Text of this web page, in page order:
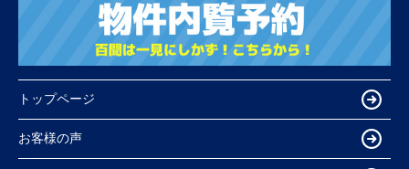
トップページ
お客様の声